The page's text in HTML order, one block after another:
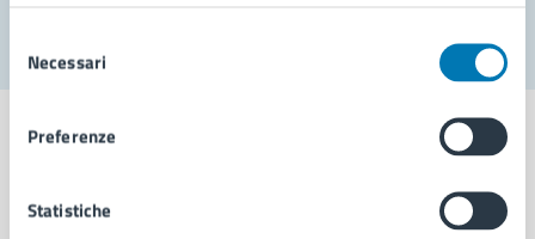
delNecessari
Preferenze
StatisticheComune di Napoli